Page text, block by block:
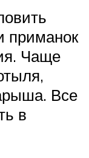
приманок
Чаще
Все
в